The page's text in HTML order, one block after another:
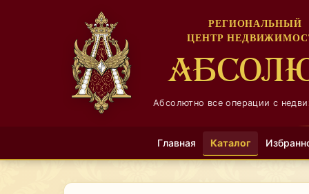
РЕГИОНАЛЬНЫЙ
ЦЕНТР
Абсолютно все операции с
Главная Каталог